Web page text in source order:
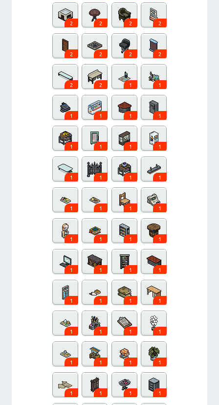
2 2 2 2
2 2 2 2
2 2 1 1
1 1 1 1
1 1 1 1
1 1 1 1
1 1 1 1
1 1 1 1
1 1 1 1
1 1 1 1
1 1 1 1
1 1 1 1
1 1 1 1